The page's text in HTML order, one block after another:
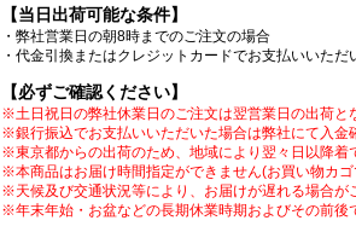
【当日出荷可能な条件】
・弊社営業日の朝8時までのご注文の場合
・代金引換またはクレジットカードでお支払いいただ
【必ずご確認ください】
※土日祝日の弊社休業日のご注文は翌営業日の出荷と
※銀行振込でお支払いいただいた場合は弊社にて入金
※東京都からの出荷のため、地域により翌々日以降着
※本商品はお届け時間指定ができません(お買い物カ
※天候及び交通状況等により、お届けが遅れる場合が
※年末年始・お盆などの長期休業時期およびその前後